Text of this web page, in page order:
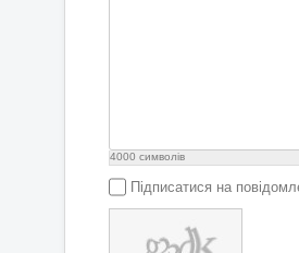
4000 символів
Підписатися на